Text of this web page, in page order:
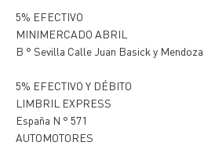
5% EFECTIVO
MINIMERCADO ABRIL
B ° Sevilla Calle Juan Basick y Mendoza
5% EFECTIVO Y DÉBITO
LIMBRIL EXPRESS
España N ° 571
AUTOMOTORES